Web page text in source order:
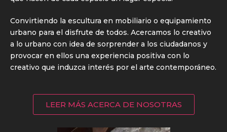
Convirtiendo la escultura en mobiliario o equipamiento
urbano para el disfrute de todos. Acercamos lo creativo
a lo urbano con idea de sorprender a los ciudadanos y
provocar en ellos una experiencia positiva con lo
creativo que induzca interés por el arte contemporáneo.
LEER MÁS ACERCA DE NOSOTRAS